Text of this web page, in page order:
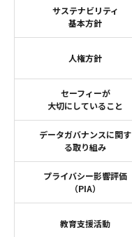
サステナビリティ
基本方針
人権方針
セーフィーが
大切にしていること
データガバナンスに関す
る取り組み
プライバシー影響評価
（PIA）
教育支援活動